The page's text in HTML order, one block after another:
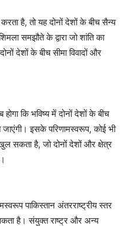
करता है, तो यह दोनों देशों के बीच सैन्य
समझौते के द्वारा जो शांति का
देशों के बीच सीमा विवादों और
कि भविष्य में दोनों देशों के बीच
इसके परिणामस्वरूप, कोई भी
सकता है, जो दोनों देशों और क्षेत्र
पाकिस्तान अंतरराष्ट्रीय स्तर
है। संयुक्त राष्ट्र और अन्य